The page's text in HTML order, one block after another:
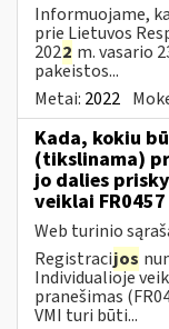
Informuojame,
prie Lietuvos
2022 m. vasario
pakeistos...
Metai: 2022
Kada, kokiu
(tikslinama)
jo dalies
veiklai
Web turinio
Registracijos
Individualioje
pranešimas
VMI turi būti...